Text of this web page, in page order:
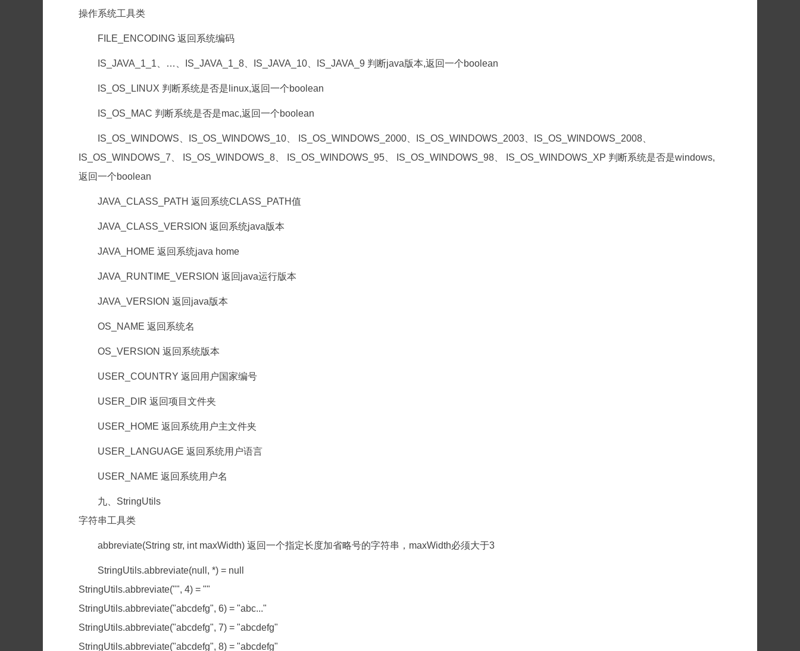
操作系统工具类
FILE_ENCODING 返回系统编码
IS_JAVA_1_1、…、IS_JAVA_1_8、IS_JAVA_10、IS_JAVA_9 判断java版本,返回一个boolean
IS_OS_LINUX 判断系统是否是linux,返回一个boolean
IS_OS_MAC 判断系统是否是mac,返回一个boolean
IS_OS_WINDOWS、IS_OS_WINDOWS_10、 IS_OS_WINDOWS_2000、IS_OS_WINDOWS_2003、IS_OS_WINDOWS_2008、
IS_OS_WINDOWS_7、 IS_OS_WINDOWS_8、 IS_OS_WINDOWS_95、 IS_OS_WINDOWS_98、 IS_OS_WINDOWS_XP 判断系统是否是windows,
返回一个boolean
JAVA_CLASS_PATH 返回系统CLASS_PATH值
JAVA_CLASS_VERSION 返回系统java版本
JAVA_HOME 返回系统java home
JAVA_RUNTIME_VERSION 返回java运行版本
JAVA_VERSION 返回java版本
OS_NAME 返回系统名
OS_VERSION 返回系统版本
USER_COUNTRY 返回用户国家编号
USER_DIR 返回项目文件夹
USER_HOME 返回系统用户主文件夹
USER_LANGUAGE 返回系统用户语言
USER_NAME 返回系统用户名
九、StringUtils
字符串工具类
abbreviate(String str, int maxWidth) 返回一个指定长度加省略号的字符串，maxWidth必须大于3
StringUtils.abbreviate(null, *) = null
StringUtils.abbreviate("", 4) = ""
StringUtils.abbreviate("abcdefg", 6) = "abc..."
StringUtils.abbreviate("abcdefg", 7) = "abcdefg"
StringUtils.abbreviate("abcdefg", 8) = "abcdefg"